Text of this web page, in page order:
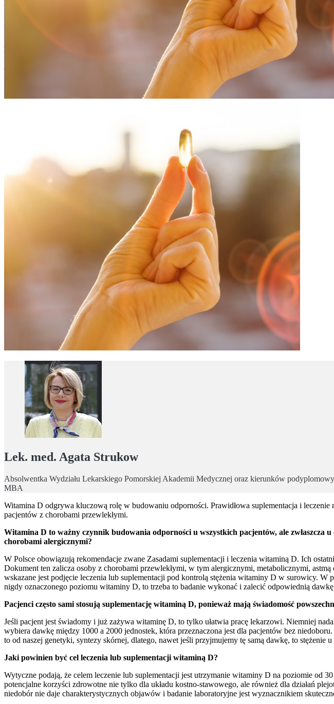
Lek. med. Agata Strukow
Absolwentka Wydziału Lekarskiego Pomorskiej Akademii Medycznej oraz kierunków
MBA
Witamina D odgrywa kluczową rolę w budowaniu odporności. Prawidłowa suplementacja i
pacjentów z chorobami przewlekłymi.
Witamina D to ważny czynnik budowania odporności u wszystkich pacjentów, ale zwłaszcza
chorobami alergicznymi?
W Polsce obowiązują rekomendacje zwane Zasadami suplementacji i leczenia witaminą D. Ich
Dokument ten zalicza osoby z chorobami przewlekłymi, w tym alergicznymi, metabolicznymi,
wskazane jest podjęcie leczenia lub suplementacji pod kontrolą stężenia witaminy D w surowicy.
nigdy oznaczonego poziomu witaminy D, to trzeba to badanie wykonać i zalecić odpowiednią
Pacjenci często sami stosują suplementację witaminą D, ponieważ mają świadomość
Jeśli pacjent jest świadomy i już zażywa witaminę D, to tylko ułatwia pracę lekarzowi. Niemniej
wybiera dawkę między 1000 a 2000 jednostek, która przeznaczona jest dla pacjentów bez
to od naszej genetyki, syntezy skórnej, dlatego, nawet jeśli przyjmujemy tę samą dawkę, to
Jaki powinien być cel leczenia lub suplementacji witaminą D?
Wytyczne podają, że celem leczenie lub suplementacji jest utrzymanie witaminy D na poziomie od
potencjalne korzyści zdrowotne nie tylko dla układu kostno-stawowego, ale również dla działań
niedobór nie daje charakterystycznych objawów i badanie laboratoryjne jest wyznacznikiem